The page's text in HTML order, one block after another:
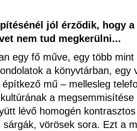
jól érződik, hogy
nem tud megkerülni...
egy fő műve, egy több
a könyvtárban, egy
mű – mellesleg
a
lévő homogén
sárgák, vörösek sora. Ezt a